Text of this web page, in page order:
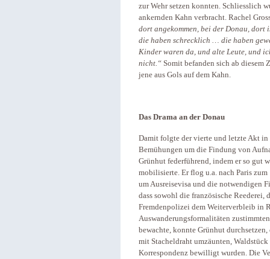
zur Wehr setzen konnten. Schliesslich
ankernden Kahn verbracht. Rachel
dort angekommen, bei der Donau, dort
die haben schrecklich … die haben
Kinder waren da, und alte Leute, und
nicht.“ Somit befanden sich ab diesem
jene aus Gols auf dem Kahn.
Das Drama an der Donau
Damit folgte der vierte und letzte Akt in
Bemühungen um die Findung von
Grünhut federführend, indem er so gut
mobilisierte. Er flog u.a. nach Paris
um Ausreisevisa und die notwendigen
dass sowohl die französische Reederei,
Fremdenpolizei dem Weiterverbleib in
Auswanderungsformalitäten
bewachte, konnte Grünhut
mit Stacheldraht umzäunten,
Korrespondenz bewilligt wurden. Die